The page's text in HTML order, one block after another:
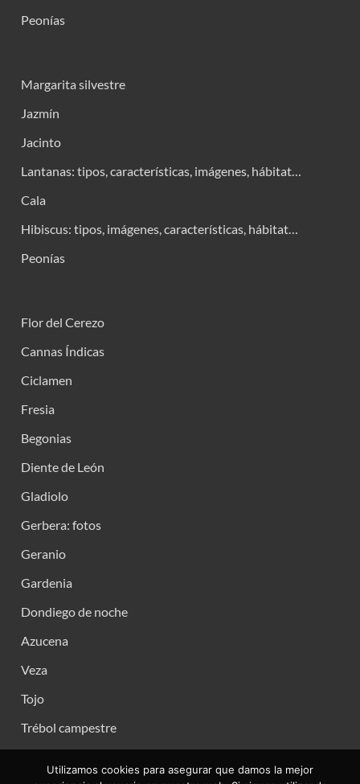
Peonías
Margarita silvestre
Jazmín
Jacinto
Lantanas: tipos, características, imágenes, hábitat…
Cala
Hibiscus: tipos, imágenes, características, hábitat…
Peonías
Flor del Cerezo
Cannas Índicas
Ciclamen
Fresia
Begonias
Diente de León
Gladiolo
Gerbera: fotos
Geranio
Gardenia
Dondiego de noche
Azucena
Veza
Tojo
Trébol campestre
Utilizamos cookies para asegurar que damos la mejor